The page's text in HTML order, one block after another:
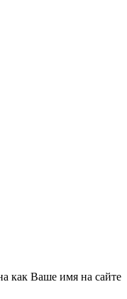
как Ваше имя на сайте